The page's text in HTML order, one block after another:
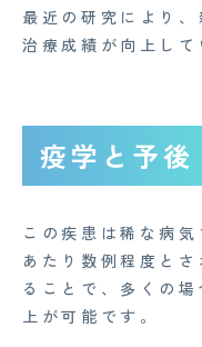
最近の研究により
治療成績が向上して
疫学と予後
この疾患は稀な病
あたり数例程度と
ることで、多くの
上が可能です。